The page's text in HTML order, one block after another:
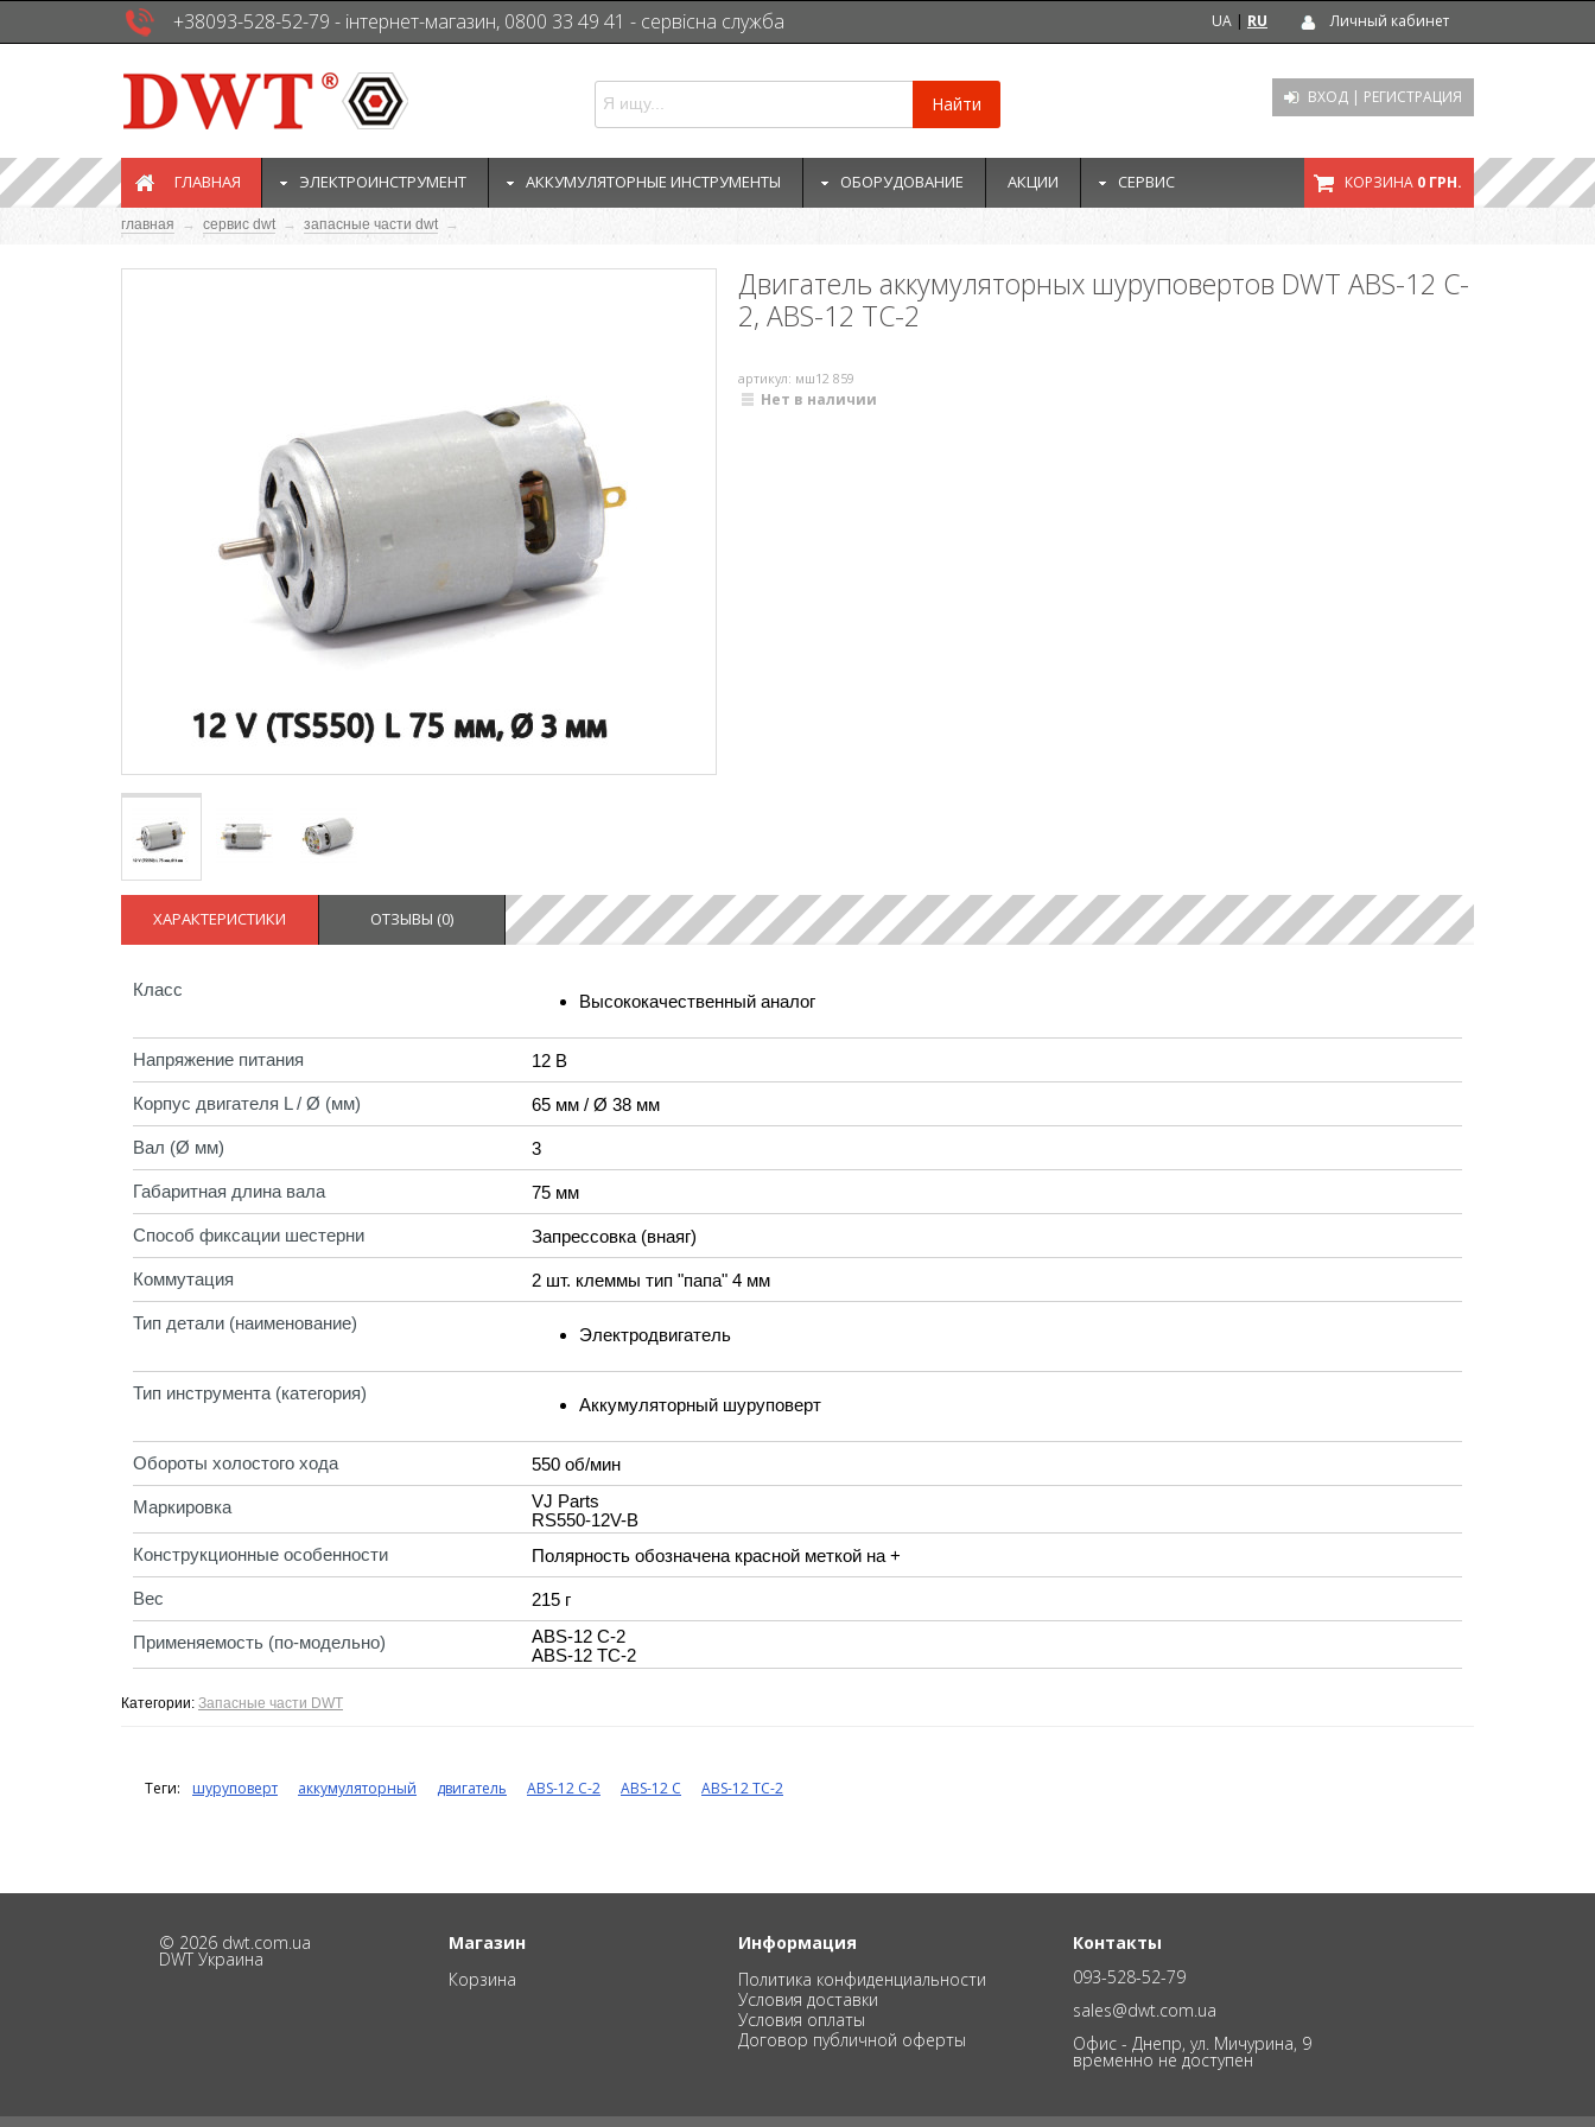
+38093-528-52-79 - інтернет-магазин, 0800 33 49 41 - сервісна служба UA | RU Личный кабинет
Найти ВХОД | РЕГИСТРАЦИЯ
ГЛАВНАЯ ЭЛЕКТРОИНСТРУМЕНТ АККУМУЛЯТОРНЫЕ ИНСТРУМЕНТЫ ОБОРУДОВАНИЕ АКЦИИ СЕРВИС КОРЗИНА 0 ГРН.
главная → сервис dwt → запасные части dwt →
Двигатель аккумуляторных шуруповертов DWT ABS-12 C-
2, ABS-12 TC-2
артикул: мш12 859
Нет в наличии
ХАРАКТЕРИСТИКИ ОТЗЫВЫ (0)
Класс
Высококачественный аналог
Напряжение питания 12 B
Корпус двигателя L / Ø (мм) 65 мм / Ø 38 мм
Вал (Ø мм) 3
Габаритная длина вала 75 мм
Способ фиксации шестерни Запрессовка (внаяг)
Коммутация 2 шт. клеммы тип "папа" 4 мм
Тип детали (наименование)
Электродвигатель
Тип инструмента (категория)
Аккумуляторный шуруповерт
Обороты холостого хода 550 об/мин
Маркировка
VJ Parts
RS550-12V-B
Конструкционные особенности
Полярность обозначена красной меткой на +
Вес 215 г
Применяемость (по-модельно)
ABS-12 C-2
ABS-12 TC-2
Категории: Запасные части DWT
Теги: шуруповерт аккумуляторный двигатель ABS-12 C-2 ABS-12 C ABS-12 TC-2
© 2026 dwt.com.ua
DWT Украина
Магазин
Корзина
Информация
Политика конфиденциальности
Условия доставки
Условия оплаты
Договор публичной оферты
Контакты
093-528-52-79
sales@dwt.com.ua
Офис - Днепр, ул. Мичурина, 9
временно не доступен